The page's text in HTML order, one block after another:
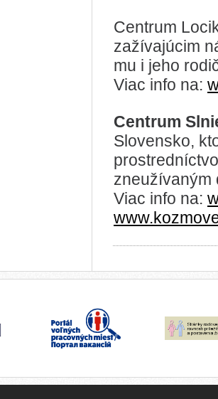
Centrum
zažívajúcim
mu i jeho
Viac info na:
Centrum
Slovensko,
zneužívaným
Viac info na: